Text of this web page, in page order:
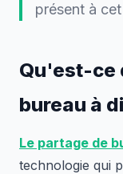
présent à
Qu'est-ce
bureau à
Le partage de
technologie qui